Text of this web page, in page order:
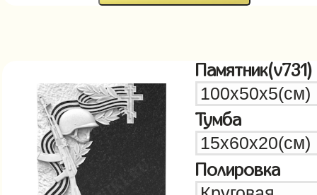
Памятник(v731)
Тумба
Полировка